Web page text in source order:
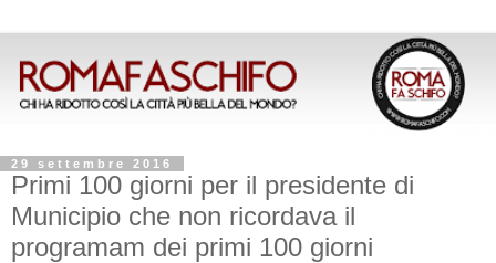
29 settembre 2016
Primi 100 giorni per il presidente di
Municipio che non ricordava il
programam dei primi 100 giorni